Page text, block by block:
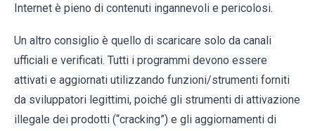
Internet è pieno di contenuti ingannevoli e pericolosi.
Un altro consiglio è quello di scaricare solo da canali
ufficiali e verificati. Tutti i programmi devono essere
attivati e aggiornati utilizzando funzioni/strumenti forniti
da sviluppatori legittimi, poiché gli strumenti di attivazione
illegale dei prodotti (“cracking”) e gli aggiornamenti di